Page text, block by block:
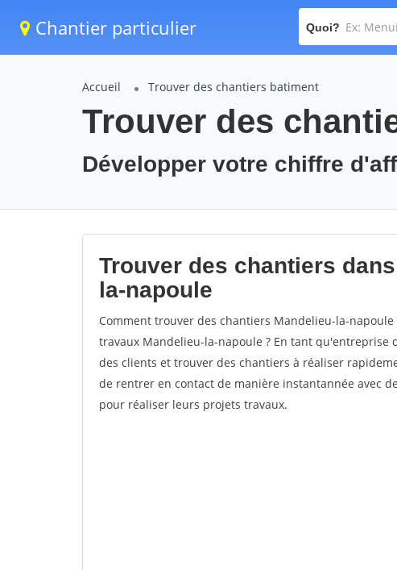
Chantier particulier Quoi?
Accueil Trouver des chantiers batiment
Trouver des
Développer votre chiffre
Trouver des chantiers
la-napoule
Comment trouver des chantiers Mandelieu-la-
travaux Mandelieu-la-napoule ? En tant
des clients et trouver des chantiers à réaliser
de rentrer en contact de manière instantannée avec
pour réaliser leurs projets travaux.